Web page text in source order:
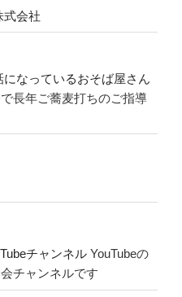
式会社
になっているおそば屋さん
長年ご蕎麦打ちのご指導
チャンネル YouTubeの
チャンネルです